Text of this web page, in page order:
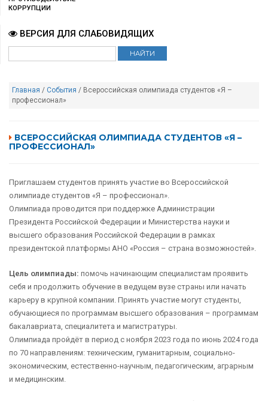
КОРРУПЦИИ
ВЕРСИЯ ДЛЯ СЛАБОВИДЯЩИХ
Главная / События / Всероссийская олимпиада студентов «Я –
профессионал»
ВСЕРОССИЙСКАЯ ОЛИМПИАДА СТУДЕНТОВ «Я –
ПРОФЕССИОНАЛ»
Приглашаем студентов принять участие во Всероссийской
олимпиаде студентов «Я – профессионал».
Олимпиада проводится при поддержке Администрации
Президента Российской Федерации и Министерства науки и
высшего образования Российской Федерации в рамках
президентской платформы АНО «Россия – страна возможностей».
Цель олимпиады: помочь начинающим специалистам проявить
себя и продолжить обучение в ведущем вузе страны или начать
карьеру в крупной компании. Принять участие могут студенты,
обучающиеся по программам высшего образования – программам
бакалавриата, специалитета и магистратуры.
Олимпиада пройдёт в период с ноября 2023 года по июнь 2024 года
по 70 направлениям: техническим, гуманитарным, социально-
экономическим, естественно-научным, педагогическим, аграрным
и медицинским.